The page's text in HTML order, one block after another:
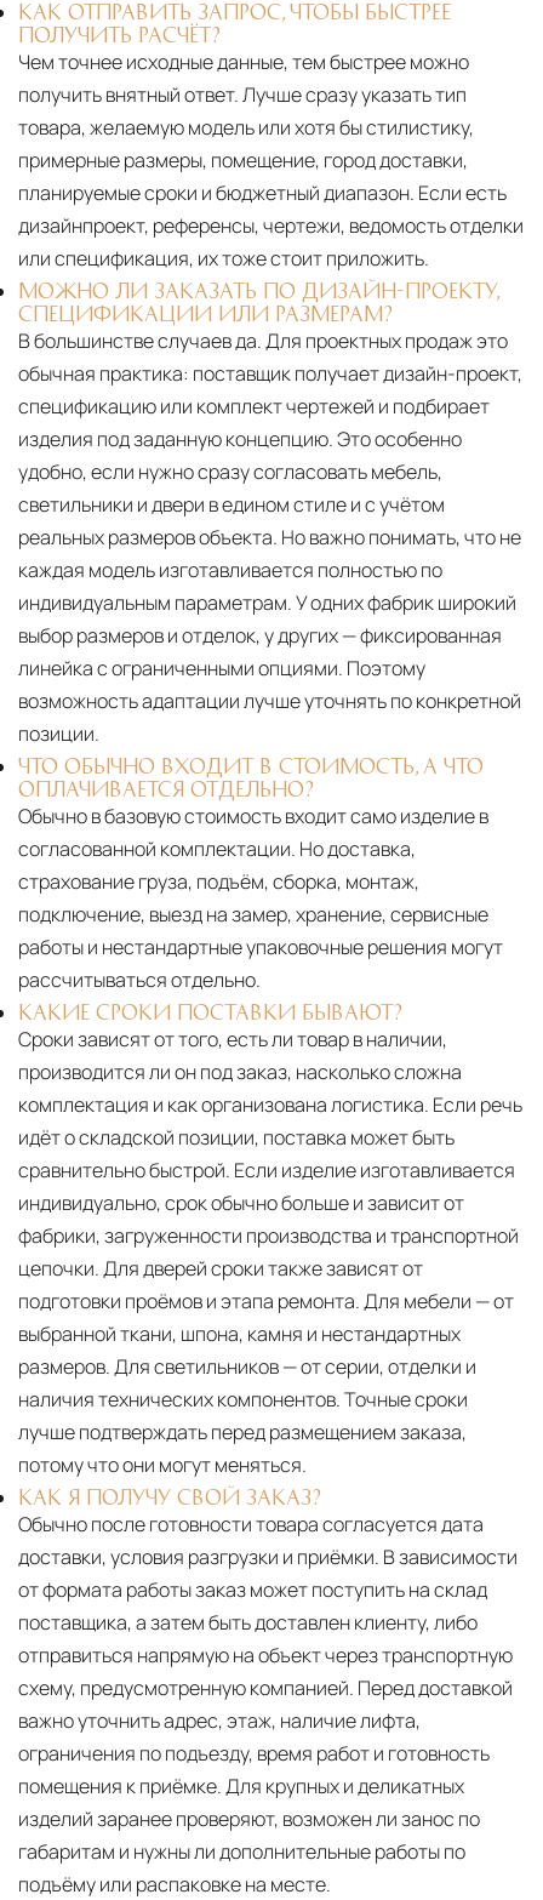
КАК ОТПРАВИТЬ ЗАПРОС, ЧТОБЫ БЫСТРЕЕ
ПОЛУЧИТЬ РАСЧЁТ?
Чем точнее исходные данные, тем быстрее можно
получить внятный ответ. Лучше сразу указать тип
товара, желаемую модель или хотя бы стилистику,
примерные размеры, помещение, город доставки,
планируемые сроки и бюджетный диапазон. Если есть
дизайнпроект, референсы, чертежи, ведомость отделки
или спецификация, их тоже стоит приложить.
МОЖНО ЛИ ЗАКАЗАТЬ ПО ДИЗАЙН-ПРОЕКТУ,
СПЕЦИФИКАЦИИ ИЛИ РАЗМЕРАМ?
В большинстве случаев да. Для проектных продаж это
обычная практика: поставщик получает дизайн-проект,
спецификацию или комплект чертежей и подбирает
изделия под заданную концепцию. Это особенно
удобно, если нужно сразу согласовать мебель,
светильники и двери в едином стиле и с учётом
реальных размеров объекта. Но важно понимать, что не
каждая модель изготавливается полностью по
индивидуальным параметрам. У одних фабрик широкий
выбор размеров и отделок, у других — фиксированная
линейка с ограниченными опциями. Поэтому
возможность адаптации лучше уточнять по конкретной
позиции.
ЧТО ОБЫЧНО ВХОДИТ В СТОИМОСТЬ, А ЧТО
ОПЛАЧИВАЕТСЯ ОТДЕЛЬНО?
Обычно в базовую стоимость входит само изделие в
согласованной комплектации. Но доставка,
страхование груза, подъём, сборка, монтаж,
подключение, выезд на замер, хранение, сервисные
работы и нестандартные упаковочные решения могут
рассчитываться отдельно.
КАКИЕ СРОКИ ПОСТАВКИ БЫВАЮТ?
Сроки зависят от того, есть ли товар в наличии,
производится ли он под заказ, насколько сложна
комплектация и как организована логистика. Если речь
идёт о складской позиции, поставка может быть
сравнительно быстрой. Если изделие изготавливается
индивидуально, срок обычно больше и зависит от
фабрики, загруженности производства и транспортной
цепочки. Для дверей сроки также зависят от
подготовки проёмов и этапа ремонта. Для мебели — от
выбранной ткани, шпона, камня и нестандартных
размеров. Для светильников — от серии, отделки и
наличия технических компонентов. Точные сроки
лучше подтверждать перед размещением заказа,
потому что они могут меняться.
КАК Я ПОЛУЧУ СВОЙ ЗАКАЗ?
Обычно после готовности товара согласуется дата
доставки, условия разгрузки и приёмки. В зависимости
от формата работы заказ может поступить на склад
поставщика, а затем быть доставлен клиенту, либо
отправиться напрямую на объект через транспортную
схему, предусмотренную компанией. Перед доставкой
важно уточнить адрес, этаж, наличие лифта,
ограничения по подъезду, время работ и готовность
помещения к приёмке. Для крупных и деликатных
изделий заранее проверяют, возможен ли занос по
габаритам и нужны ли дополнительные работы по
подъёму или распаковке на месте.